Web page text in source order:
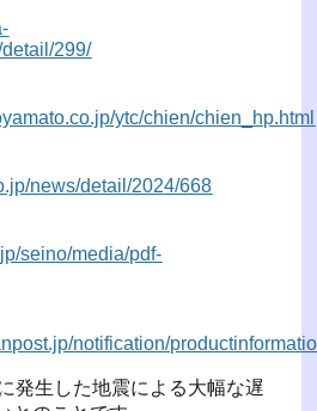
299/
ytc/chien/chien_hp.html
news/detail/2024/668
seino/media/pdf-
notification/
発生した地震による大幅な遅